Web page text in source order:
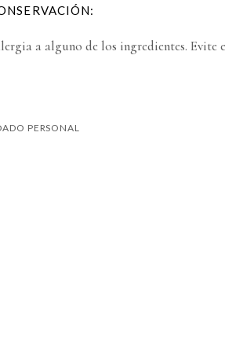
a alguno de los ingredientes.
PERSONAL